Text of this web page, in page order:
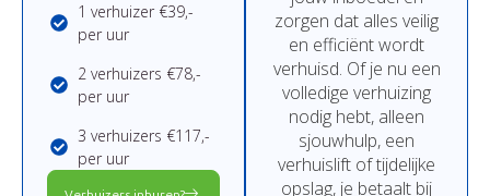
1 verhuizer €39,-
per uur
2 verhuizers €78,-
per uur
3 verhuizers €117,-
per uur
zorgen dat alles veilig
en efficiëntwordt
verhuisd. Ofje nu een
volledige verhuizing
nodig hebt, alleen
sjouwhulp, een
verhuislift oftijdelijke
opslag, je betaalt bij